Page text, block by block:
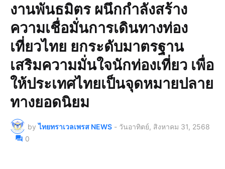
งานพันธมิตร ผนึกกำลังสร้าง
ความเชื่อมั่นการเดินทางท่อง
เที่ยวไทย ยกระดับมาตรฐาน
เสริมความมั่นใจนักท่องเที่ยว เพื่อ
ให้ประเทศไทยเป็นจุดหมายปลาย
ทางยอดนิยม
by ไทยทราเวลเพรส NEWS - วันอาทิตย์, สิงหาคม 31, 2568
0